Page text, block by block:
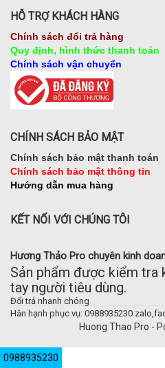
Hương Thảo Pro chuyên kinh
Sản phẩm được kiểm tra
tay người tiêu dùng.
Đổi trả nhanh chóng
Hân hạnh phục vụ: 0988935230
HỖ TRỢ KHÁCH HÀNG
Chính sách đổi trả hàng
Quy định, hình thức thanh toán
Chính sách vận chuyển
CHÍNH SÁCH BẢO MẬT
Chính sách bảo mật thanh toán
Chính sách bảo mật thông tin
Hướng dẫn mua hàng
KẾT NỐI VỚI CHÚNG TÔI
Huong Thao Pro -
0988935230